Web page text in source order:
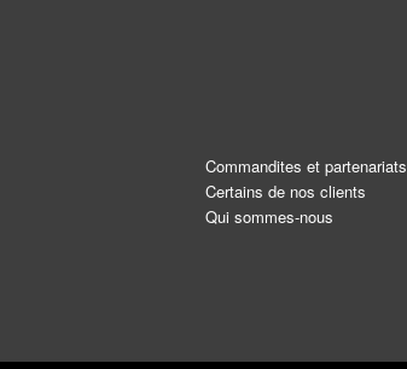
Commandites et partenariats
Certains de nos clients
Qui sommes-nous